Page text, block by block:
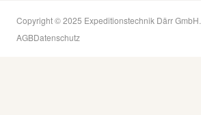
Copyright © 2025 Expeditionstechnik Därr GmbH.
AGBDatenschutz